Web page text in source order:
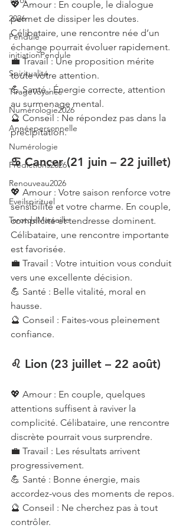
2026
Pendule
initiationPendule
Spiritualité
TirageVoyance
Numérologie2026
Annéepersonnelle
Numérologie
Prédictions2026
Renouveau2026
Eveilspirituel
TarotdeMarseille
💖 Amour : En couple, le dialogue
permet de dissiper les doutes.
Célibataire, une rencontre née d’un
échange pourrait évoluer rapidement.
💼 Travail : Une proposition mérite
toute votre attention.
💪 Santé : Énergie correcte, attention
au surmenage mental.
🔮 Conseil : Ne répondez pas dans la
précipitation.
♋ Cancer (21 juin – 22 juillet)
💖 Amour : Votre saison renforce votre
sensibilité et votre charme. En couple,
complicité et tendresse dominent.
Célibataire, une rencontre importante
est favorisée.
💼 Travail : Votre intuition vous conduit
vers une excellente décision.
💪 Santé : Belle vitalité, moral en
hausse.
🔮 Conseil : Faites-vous pleinement
confiance.
♌ Lion (23 juillet – 22 août)
💖 Amour : En couple, quelques
attentions suffisent à raviver la
complicité. Célibataire, une rencontre
discrète pourrait vous surprendre.
💼 Travail : Les résultats arrivent
progressivement.
💪 Santé : Bonne énergie, mais
accordez-vous des moments de repos.
🔮 Conseil : Ne cherchez pas à tout
contrôler.